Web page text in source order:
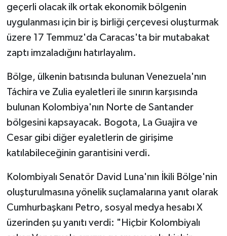
geçerli olacak ilk ortak ekonomik bölgenin
uygulanması için bir iş birliği çerçevesi oluşturmak
üzere 17 Temmuz'da Caracas'ta bir mutabakat
zaptı imzaladığını hatırlayalım.
Bölge, ülkenin batısında bulunan Venezuela'nın
Táchira ve Zulia eyaletleri ile sınırın karşısında
bulunan Kolombiya'nın Norte de Santander
bölgesini kapsayacak. Bogota, La Guajira ve
Cesar gibi diğer eyaletlerin de girişime
katılabileceğinin garantisini verdi.
Kolombiyalı Senatör David Luna'nın İkili Bölge'nin
oluşturulmasına yönelik suçlamalarına yanıt olarak
Cumhurbaşkanı Petro, sosyal medya hesabı X
üzerinden şu yanıtı verdi: "Hiçbir Kolombiyalı